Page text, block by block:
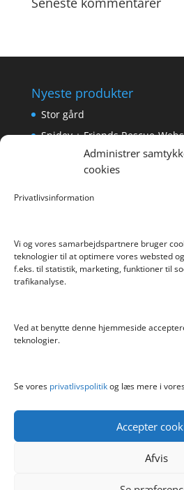
Administrer
cookies
Privatlivsinformation
Vi og vores samarbejdspartnere bruger
teknologier til at optimere vores websted
f.eks. til statistik, marketing, funktioner til
trafikanalyse.
Ved at benytte denne hjemmeside
teknologier.
Se vores privatlivspolitikog læs mere i
Accepter
Afvis
Nyeste produkter
Stor gård
Spidey + Friends Rescue-
Forlængerkabel til håndkontrol
Pokemon Skoletaske med 4 Dele
Hyggeligt fehjem med gyldent
Info
Kontakt
Privatlivspolitik